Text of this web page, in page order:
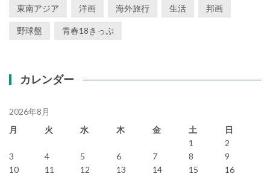
東南アジア 洋画 海外旅行 生活 邦画
野球盤 青春18きっぷ
カレンダー
2026年8月
月
火 水 木 金 土
日
1
2
3
4 5 6 7 8
9
10
11 12 13 14 15
16